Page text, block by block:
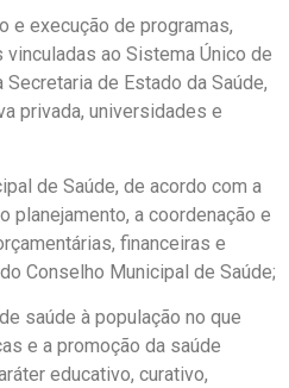
e execução de programas,
ao Sistema Único de
de Estado da Saúde,
privada, universidades e
de Saúde, de acordo com a
planejamento, a coordenação e
financeiras e
Conselho Municipal de Saúde;
saúde à população no que
e a promoção da saúde
educativo, curativo,